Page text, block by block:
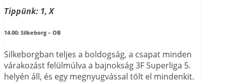
Tippünk: 1, X
14.00: Silkeborg – OB
Silkeborgban teljes a boldogság, a csapat minden
várakozást felülmúlva a bajnokság 3F Superliga 5.
helyén áll, és egy megnyugvással tölt el mindenkit.